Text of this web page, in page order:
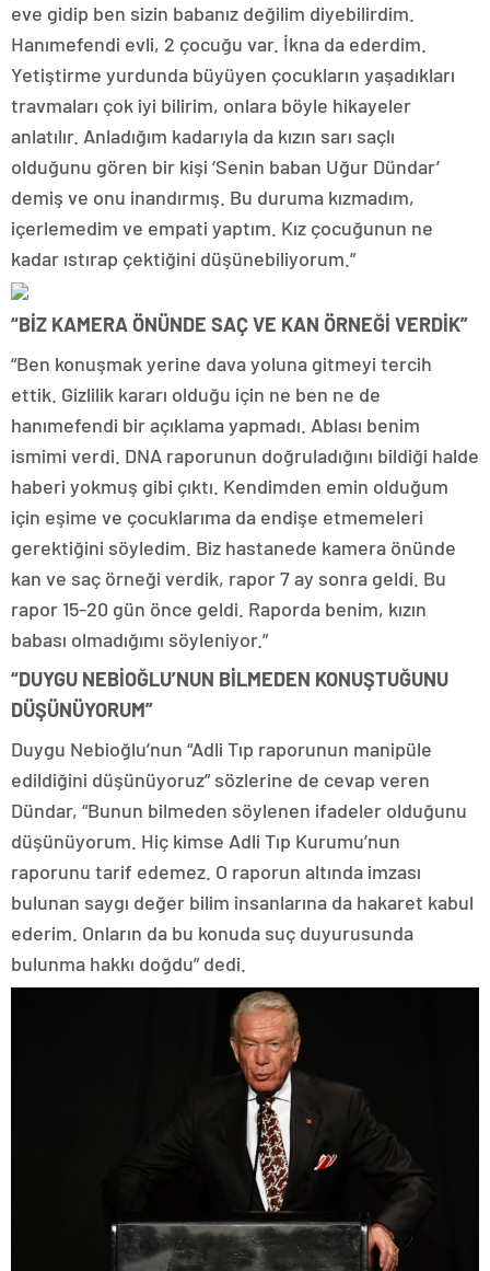
eve gidip ben sizin babanız değilim diyebilirdim.
Hanımefendi evli, 2 çocuğu var. İkna da ederdim.
Yetiştirme yurdunda büyüyen çocukların yaşadıkları
travmaları çok iyi bilirim, onlara böyle hikayeler
anlatılır. Anladığım kadarıyla da kızın sarı saçlı
olduğunu gören bir kişi ‘Senin baban Uğur Dündar’
demiş ve onu inandırmış. Bu duruma kızmadım,
içerlemedim ve empati yaptım. Kız çocuğunun ne
kadar ıstırap çektiğini düşünebiliyorum.”
“BİZ KAMERA ÖNÜNDE SAÇ VE KAN ÖRNEĞİ VERDİK”
“Ben konuşmak yerine dava yoluna gitmeyi tercih
ettik. Gizlilik kararı olduğu için ne ben ne de
hanımefendi bir açıklama yapmadı. Ablası benim
ismimi verdi. DNA raporunun doğruladığını bildiği halde
haberi yokmuş gibi çıktı. Kendimden emin olduğum
için eşime ve çocuklarıma da endişe etmemeleri
gerektiğini söyledim. Biz hastanede kamera önünde
kan ve saç örneği verdik, rapor 7 ay sonra geldi. Bu
rapor 15-20 gün önce geldi. Raporda benim, kızın
babası olmadığımı söyleniyor.”
“DUYGU NEBİOĞLU’NUN BİLMEDEN KONUŞTUĞUNU
DÜŞÜNÜYORUM”
Duygu Nebioğlu’nun “Adli Tıp raporunun manipüle
edildiğini düşünüyoruz” sözlerine de cevap veren
Dündar, “Bunun bilmeden söylenen ifadeler olduğunu
düşünüyorum. Hiç kimse Adli Tıp Kurumu’nun
raporunu tarif edemez. O raporun altında imzası
bulunan saygı değer bilim insanlarına da hakaret kabul
ederim. Onların da bu konuda suç duyurusunda
bulunma hakkı doğdu” dedi.